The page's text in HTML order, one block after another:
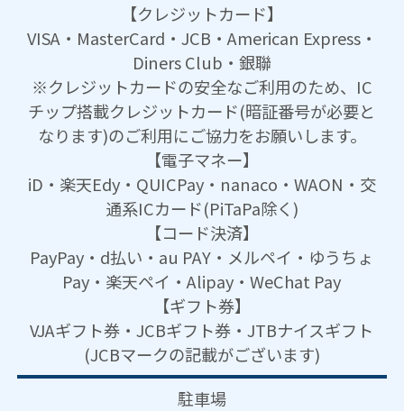
【クレジットカード】
VISA・MasterCard・JCB・American Express・
Diners Club・銀聯
※クレジットカードの安全なご利用のため、IC
チップ搭載クレジットカード(暗証番号が必要と
なります)のご利用にご協力をお願いします。
【電子マネー】
iD・楽天Edy・QUICPay・nanaco・WAON・交
通系ICカード(PiTaPa除く)
【コード決済】
PayPay・d払い・au PAY・メルペイ・ゆうちょ
Pay・楽天ペイ・Alipay・WeChat Pay
【ギフト券】
VJAギフト券・JCBギフト券・JTBナイスギフト
(JCBマークの記載がございます)
駐車場